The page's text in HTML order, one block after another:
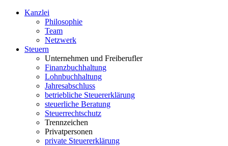
Kanzlei
Philosophie
Team
Netzwerk
Steuern
Unternehmen und Freiberufler
Finanzbuchhaltung
Lohnbuchhaltung
Jahresabschluss
betriebliche Steuererklärung
steuerliche Beratung
Steuerrechtschutz
Trennzeichen
Privatpersonen
private Steuererklärung